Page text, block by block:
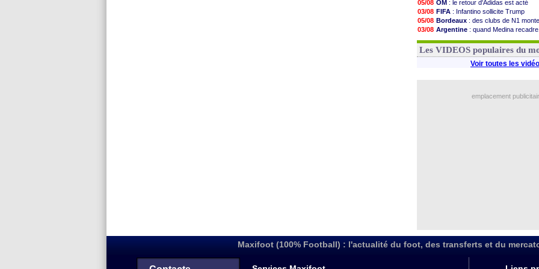
05/08 OM : le retour d'Adidas est acté
03/08 FIFA : Infantino sollicite Trump
05/08 Bordeaux : des clubs de N1
03/08 Argentine : quand Medina
03/08 OM: Paixão attire un 2e club
Les VIDEOS populaires du
Voir toutes les
emplacement
Maxifoot (100% Football) : l'actualité du foot, des transferts et du